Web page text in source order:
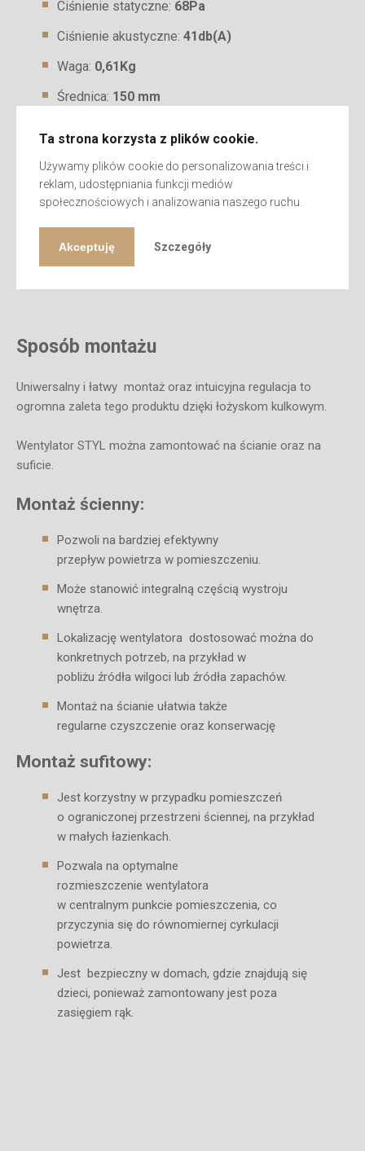
Ciśnienie statyczne: 68Pa
Ciśnienie akustyczne: 41db(A)
Waga: 0,61Kg
Średnica: 150 mm
Temperatura pracy max:40 C
Producent:
Dospel
Sposób montażu
Uniwersalny i łatwy montaż oraz intuicyjna regulacja to
ogromna zaleta tego produktu dzięki łożyskom kulkowym.
Wentylator STYL można zamontować na ścianie oraz na
suficie.
Montaż ścienny:
Pozwoli na bardziej efektywny
przepływ powietrza w pomieszczeniu.
Może stanowić integralną częścią wystroju
wnętrza.
Lokalizację wentylatora dostosować można do
konkretnych potrzeb, na przykład w
pobliżu źródła wilgoci lub źródła zapachów.
Montaż na ścianie ułatwia także
regularne czyszczenie oraz konserwację
Montaż sufitowy:
Jest korzystny w przypadku pomieszczeń
o ograniczonej przestrzeni ściennej, na przykład
w małych łazienkach.
Pozwala na optymalne
rozmieszczenie wentylatora
w centralnym punkcie pomieszczenia, co
przyczynia się do równomiernej cyrkulacji
powietrza.
Jest bezpieczny w domach, gdzie znajdują się
dzieci, ponieważ zamontowany jest poza
zasięgiem rąk.
Ta strona korzysta z plików cookie.
Używamy plików cookie do personalizowania treści i
reklam, udostępniania funkcji mediów
społecznościowych i analizowania naszego ruchu.
Akceptuję Szczegóły